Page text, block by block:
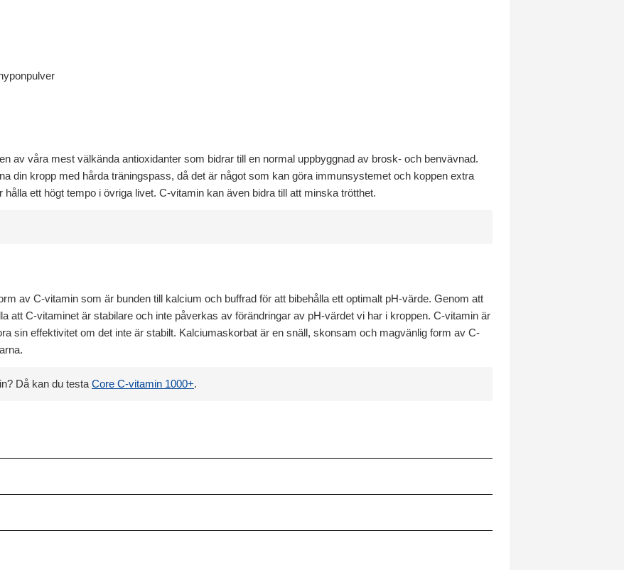
av våra mest välkända antioxidanter som bidrar till en normal uppbyggnad av brosk- och benvävnad.
din kropp med hårda träningspass, då det är något som kan göra immunsystemet och koppen extra
ett högt tempo i övriga livet. C-vitamin kan även bidra till att minska trötthet.
av C-vitamin som är bunden till kalcium och buffrad för att bibehålla ett optimalt pH-värde. Genom att
att C-vitaminet är stabilare och inte påverkas av förändringar av pH-värdet vi har i kroppen. C-vitamin är
sin effektivitet om det inte är stabilt. Kalciumaskorbat är en snäll, skonsam och magvänlig form av C-
Då kan du testa Core C-vitamin 1000+.